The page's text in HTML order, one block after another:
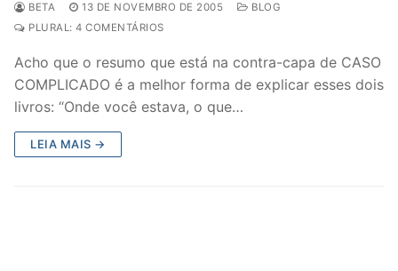
BETA 13 DE NOVEMBRO DE 2005
BLOG
PLURAL: 4 COMENTÁRIOS
Acho que o resumo que está na contra-capa de CASO
COMPLICADO é a melhor forma de explicar esses dois
livros: “Onde você estava, o que…
LEIA MAIS →